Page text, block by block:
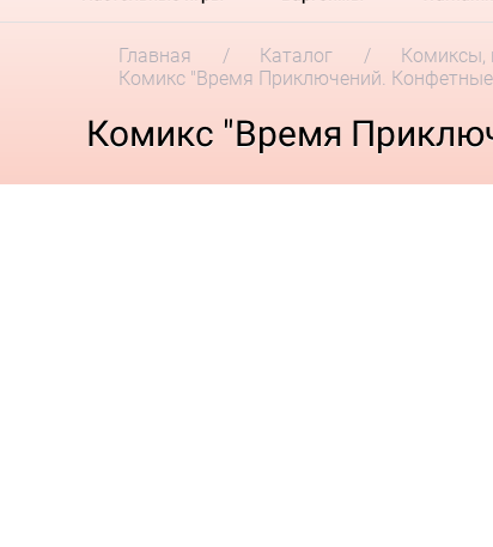
Главная Каталог Комиксы,
Комикс "Время Приключений. Конфетные
Комикс "Время